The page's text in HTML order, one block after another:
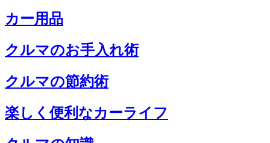
カー用品
クルマのお手入れ術
クルマの節約術
楽しく便利なカーライフ